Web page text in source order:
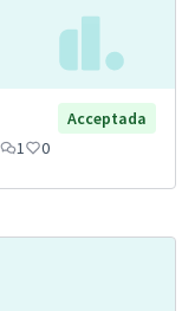
Acceptada
1 0